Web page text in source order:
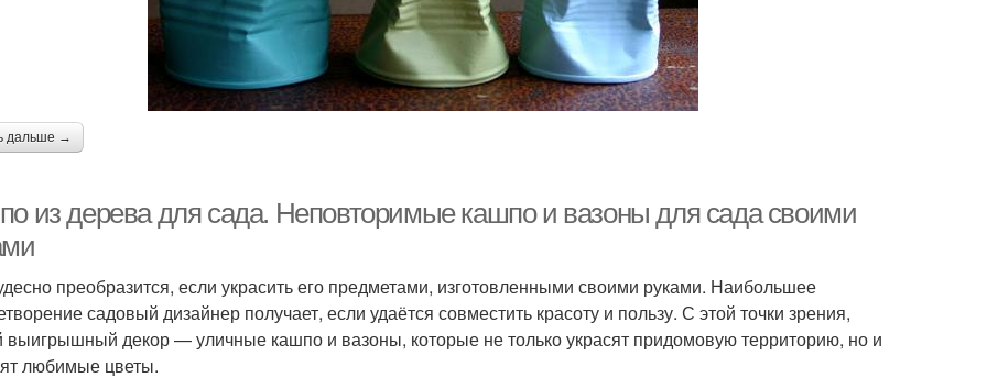
дальше →
из дерева для сада. Неповторимые кашпо и вазоны для сада своими
преобразится, если украсить его предметами, изготовленными своими руками. Наибольшее
садовый дизайнер получает, если удаётся совместить красоту и пользу. С этой точки зрения,
декор — уличные кашпо и вазоны, которые не только украсят придомовую территорию, но и
любимые цветы.